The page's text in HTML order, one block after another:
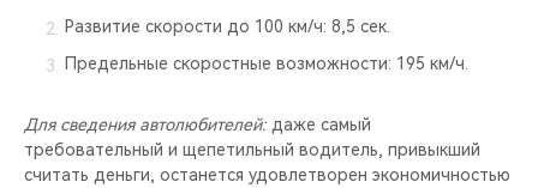
Развитие скорости до 100 км/ч: 8,5 сек.
Предельные скоростные возможности: 195 км/ч.
Для сведения автолюбителей: даже самый
требовательный и щепетильный водитель, привыкший
считать деньги, останется удовлетворен экономичностью